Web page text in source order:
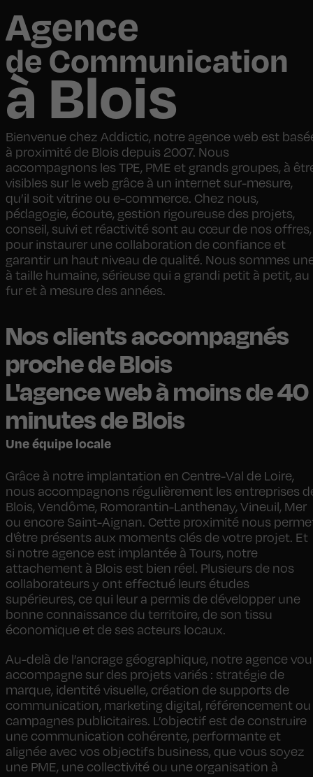
Agence
de Communication
à Blois
Bienvenue chez Addictic, notre agence web est
à proximité de Blois depuis 2007. Nous
accompagnons les TPE, PME et grands groupes, à
visibles sur le web grâce à un internet sur-mesure,
qu’il soit vitrine ou e-commerce. Chez nous,
pédagogie, écoute, gestion rigoureuse des projets,
conseil, suivi et réactivité sont au cœur de nos offres,
pour instaurer une collaboration de confiance et
garantir un haut niveau de qualité. Nous sommes
à taille humaine, sérieuse qui a grandi petit à petit, au
fur et à mesure des années.
Nos clients accompagnés
proche de Blois
L'agence web à moins de 40
minutes de Blois
Une équipe locale
Grâce à notre implantation en Centre-Val de Loire,
nous accompagnons régulièrement les entreprises
Blois, Vendôme, Romorantin-Lanthenay, Vineuil, Mer
ou encore Saint-Aignan. Cette proximité nous
d'être présents aux moments clés de votre projet. Et
si notre agence est implantée à Tours, notre
attachement à Blois est bien réel. Plusieurs de nos
collaborateurs y ont effectué leurs études
supérieures, ce qui leur a permis de développer une
bonne connaissance du territoire, de son tissu
économique et de ses acteurs locaux.
Au-delà de l’ancrage géographique, notre agence
accompagne sur des projets variés : stratégie de
marque, identité visuelle, création de supports de
communication, marketing digital, référencement ou
campagnes publicitaires. L’objectif est de construire
une communication cohérente, performante et
alignée avec vos objectifs business, que vous soyez
une PME, une collectivité ou une organisation à